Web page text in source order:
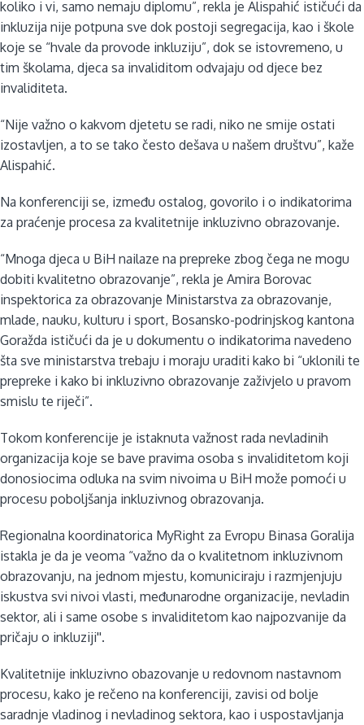
koliko i vi, samo nemaju diplomu”, rekla je Alispahić ističući da
inkluzija nije potpuna sve dok postoji segregacija, kao i škole
koje se “hvale da provode inkluziju”, dok se istovremeno, u
tim školama, djeca sa invaliditom odvajaju od djece bez
invaliditeta.
“Nije važno o kakvom djetetu se radi, niko ne smije ostati
izostavljen, a to se tako često dešava u našem društvu”, kaže
Alispahić.
Na konferenciji se, između ostalog, govorilo i o indikatorima
za praćenje procesa za kvalitetnije inkluzivno obrazovanje.
“Mnoga djeca u BiH nailaze na prepreke zbog čega ne mogu
dobiti kvalitetno obrazovanje”, rekla je Amira Borovac
inspektorica za obrazovanje Ministarstva za obrazovanje,
mlade, nauku, kulturu i sport, Bosansko-podrinjskog kantona
Goražda ističući da je u dokumentu o indikatorima navedeno
šta sve ministarstva trebaju i moraju uraditi kako bi “uklonili te
prepreke i kako bi inkluzivno obrazovanje zaživjelo u pravom
smislu te riječi”.
Tokom konferencije je istaknuta važnost rada nevladinih
organizacija koje se bave pravima osoba s invaliditetom koji
donosiocima odluka na svim nivoima u BiH može pomoći u
procesu poboljšanja inkluzivnog obrazovanja.
Regionalna koordinatorica MyRight za Evropu Binasa Goralija
istakla je da je veoma “važno da o kvalitetnom inkluzivnom
obrazovanju, na jednom mjestu, komuniciraju i razmjenjuju
iskustva svi nivoi vlasti, međunarodne organizacije, nevladin
sektor, ali i same osobe s invaliditetom kao najpozvanije da
pričaju o inkluziji''.
Kvalitetnije inkluzivno obazovanje u redovnom nastavnom
procesu, kako je rečeno na konferenciji, zavisi od bolje
saradnje vladinog i nevladinog sektora, kao i uspostavljanja